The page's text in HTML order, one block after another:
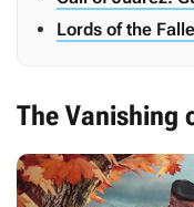
Lords of the
The Vanishing